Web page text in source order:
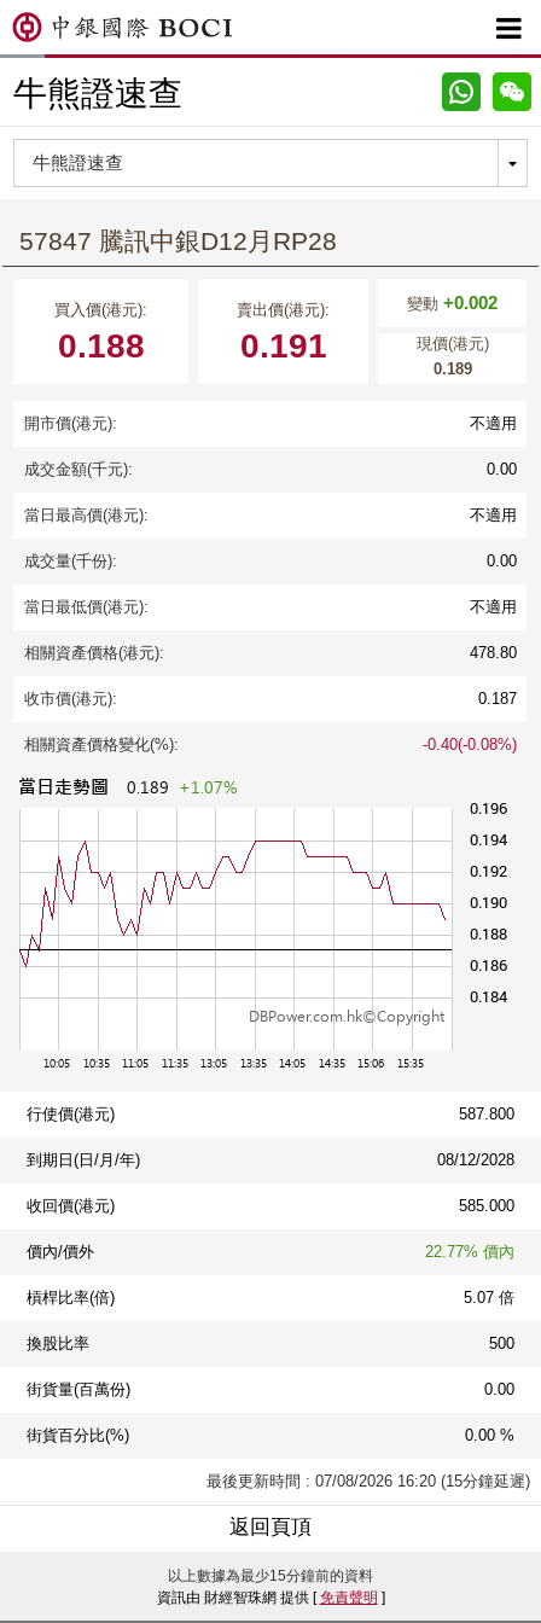

牛熊證速查
57847 騰訊中銀D12月RP28
買入價(港元):
0.188
賣出價(港元):
0.191
變動+0.002
現價(港元)
0.189
開市價(港元): 不適用
成交金額(千元): 0.00
當日最高價(港元): 不適用
成交量(千份): 0.00
當日最低價(港元): 不適用
相關資產價格(港元): 478.80
收市價(港元): 0.187
相關資產價格變化(%): -0.40(-0.08%)
行使價(港元) 587.800
到期日(日/月/年) 08/12/2028
收回價(港元) 585.000
價內/價外 22.77% 價內
槓桿比率(倍) 5.07 倍
換股比率 500
街貨量(百萬份) 0.00
街貨百分比(%) 0.00 %
最後更新時間 : 07/08/2026 16:20 (15分鐘延遲)
返回頁頂
以上數據為最少15分鐘前的資料
資訊由 財經智珠網 提供 [免責聲明 ]